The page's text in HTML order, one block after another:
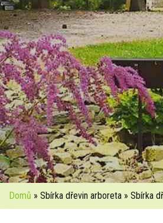
Domů » Sbírka dřevin arboreta » Sbírka